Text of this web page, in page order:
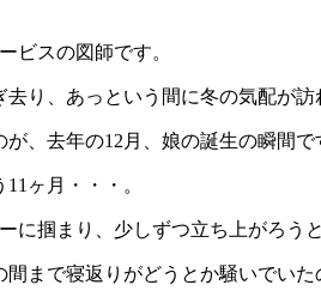
ビスの図師です。
り、あっという間に冬の気配が訪
、去年の12月、娘の誕生の瞬間で
ヶ月・・・。
掴まり、少しずつ立ち上がろう
まで寝返りがどうとか騒いでいた